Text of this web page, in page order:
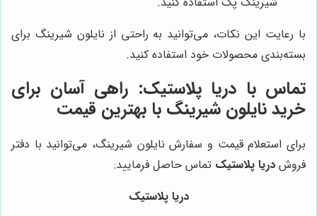
با رعایت این نکات، می‌توانید به راحتی از نایلون شیرینگ برای
بسته‌بندی محصولات خود استفاده کنید.
تماس با دریا پلاستیک: راهی آسان برای
خرید نایلون شیرینگ با بهترین قیمت
برای استعلام قیمت و سفارش نایلون شیرینگ، می‌توانید با دفتر
فروش دریا پلاستیک تماس حاصل فرمایید:
دریا پلاستیک